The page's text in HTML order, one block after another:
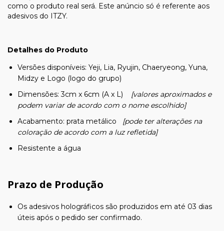
como o produto real será. Este anúncio só é referente aos
adesivos do ITZY.
Detalhes do Produto
Versões disponíveis: Yeji, Lia, Ryujin, Chaeryeong, Yuna,
Midzy e Logo (logo do grupo)
Dimensões: 3cm x 6cm (A x L) [valores aproximados e
podem variar de acordo com o nome escolhido]
Acabamento: prata metálico [pode ter alterações na
coloração de acordo com a luz refletida]
Resistente a água
Prazo de Produção
Os adesivos holográficos são produzidos em até 03 dias
úteis após o pedido ser confirmado.